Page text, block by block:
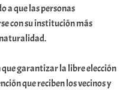
a que las personas
con su institución más
naturalidad.
garantizar la libre elección
que reciben los vecinos y